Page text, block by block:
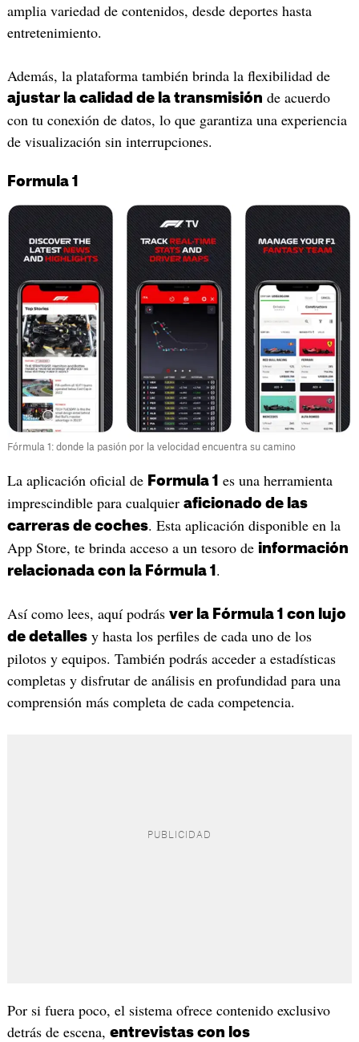
amplia variedad de contenidos, desde deportes hasta
entretenimiento.
Además, la plataforma también brinda la flexibilidad de
ajustar la calidad de la transmisión de acuerdo
con tu conexión de datos, lo que garantiza una experiencia
de visualización sin interrupciones.
Formula 1
Fórmula 1: donde la pasión por la velocidad encuentra su camino
La aplicación oficial de Formula 1 es una herramienta
imprescindible para cualquier aficionado de las
carreras de coches. Esta aplicación disponible en la
App Store, te brinda acceso a un tesoro de información
relacionada con la Fórmula 1 .
Así como lees, aquí podrás ver la Fórmula 1 con lujo
de detallesy hasta los perfiles de cada uno de los
pilotos y equipos. También podrás acceder a estadísticas
completas y disfrutar de análisis en profundidad para una
comprensión más completa de cada competencia.
Por si fuera poco, el sistema ofrece contenido exclusivo
detrás de escena, entrevistas con los